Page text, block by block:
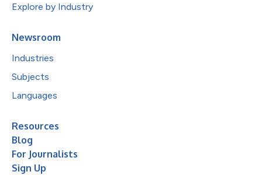
Explore by Industry
Newsroom
Industries
Subjects
Languages
Resources
Blog
For Journalists
Sign Up